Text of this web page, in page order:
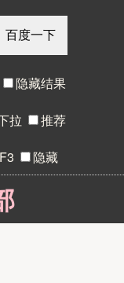
隐藏结果
拉 推荐
F3 隐藏